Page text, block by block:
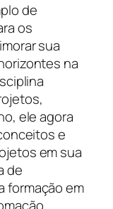
de
os
sua
na
ele agora
e
em sua
de
formação em